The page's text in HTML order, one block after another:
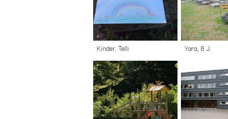
Kinder, Telli Yara, 8 J.